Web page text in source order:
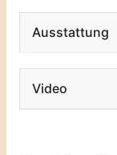
Ausstattung
Video